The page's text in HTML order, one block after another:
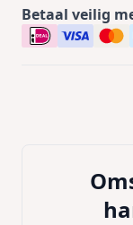
Betaal veilig